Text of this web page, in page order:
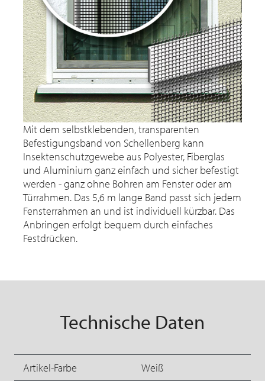
Mit dem selbstklebenden, transparenten
Befestigungsband von Schellenberg kann
Insektenschutzgewebe aus Polyester, Fiberglas
und Aluminium ganz einfach und sicher befestigt
werden - ganz ohne Bohren am Fenster oder am
Türrahmen. Das 5,6 m lange Band passt sich jedem
Fensterrahmen an und ist individuell kürzbar. Das
Anbringen erfolgt bequem durch einfaches
Festdrücken.
Technische Daten
Artikel-Farbe Weiß